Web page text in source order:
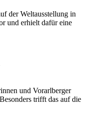
der Weltausstellung in
und erhielt dafür eine
und Vorarlberger
trifft das auf die